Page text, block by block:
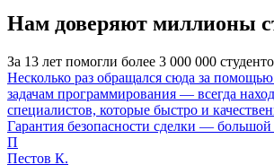
Нам доверяют миллионы
За 13 лет помогли более 3 000 000
Несколько раз обращался сюда за
задачам программирования — всегда
специалистов, которые быстро и
Гарантия безопасности сделки —
П
Пестов К.